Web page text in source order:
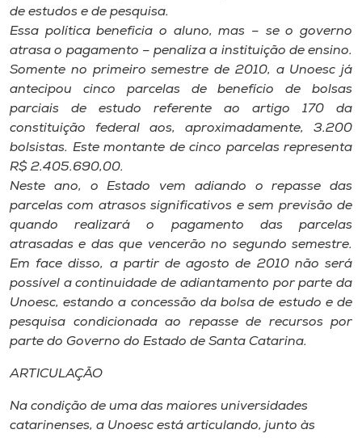
de estudos e de pesquisa.
Essa política beneficia o aluno, mas – se o governo
atrasa o pagamento – penaliza a instituição de ensino.
Somente no primeiro semestre de 2010, a Unoesc já
antecipou cinco parcelas de benefício de bolsas
parciais de estudo referente ao artigo 170 da
constituição federal aos, aproximadamente, 3.200
bolsistas. Este montante de cinco parcelas representa
R$ 2.405.690,00.
Neste ano, o Estado vem adiando o repasse das
parcelas com atrasos significativos e sem previsão de
quando realizará o pagamento das parcelas
atrasadas e das que vencerão no segundo semestre.
Em face disso, a partir de agosto de 2010 não será
possível a continuidade de adiantamento por parte da
Unoesc, estando a concessão da bolsa de estudo e de
pesquisa condicionada ao repasse de recursos por
parte do Governo do Estado de Santa Catarina.
ARTICULAÇÃO
Na condição de uma das maiores universidades
catarinenses, a Unoesc está articulando, junto às